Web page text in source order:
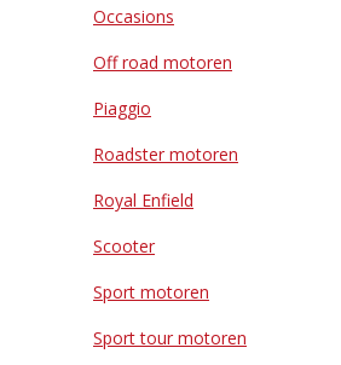
Occasions
Off road motoren
Piaggio
Roadster motoren
Royal Enfield
Scooter
Sport motoren
Sport tour motoren